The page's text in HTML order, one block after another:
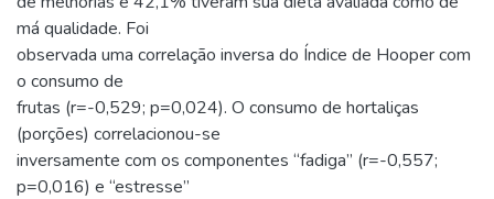
má qualidade. Foi
observada uma correlação inversa do Índice de Hooper com
o consumo de
frutas (r=-0,529; p=0,024). O consumo de hortaliças
(porções) correlacionou-se
inversamente com os componentes “fadiga” (r=-0,557;
p=0,016) e “estresse”